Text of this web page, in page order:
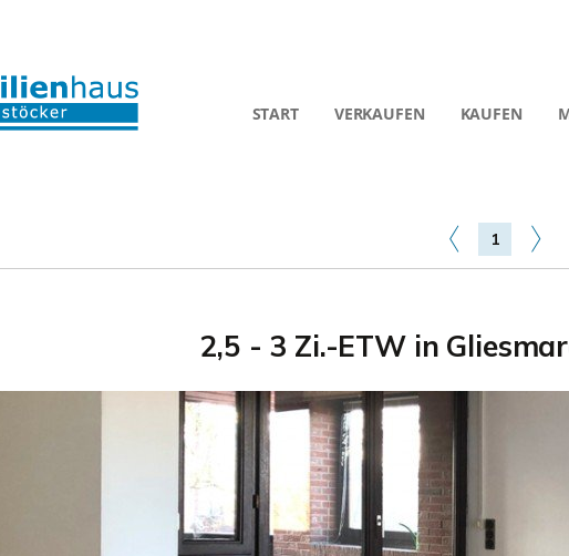
START VERKAUFEN KAUFEN
1
2,5 - 3 Zi.-ETW in